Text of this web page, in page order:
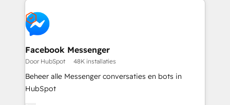
Facebook Messenger
Door HubSpot 48K installaties
Beheer alle Messenger conversaties en bots in
HubSpot